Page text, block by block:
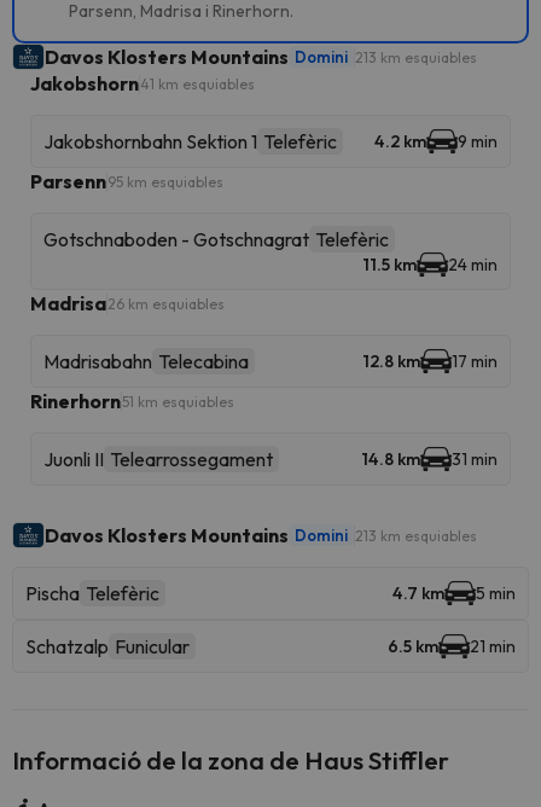
Parsenn, Madrisa i Rinerhorn.
Davos Klosters Mountains Domini 213 km esquiables
Jakobshorn41 km esquiables
Jakobshornbahn Sektion 1 Telefèric 4.2 km 9 min
Parsenn95 km esquiables
Gotschnaboden - Gotschnagrat Telefèric
11.5 km 24 min
Madrisa26 km esquiables
Madrisabahn Telecabina 12.8 km 17 min
Rinerhorn51 km esquiables
Juonli II Telearrossegament 14.8 km 31 min
Davos Klosters Mountains Domini 213 km esquiables
Pischa Telefèric 4.7 km 5 min
Schatzalp Funicular 6.5 km 21 min
Informació de la zona de Haus Stiffler